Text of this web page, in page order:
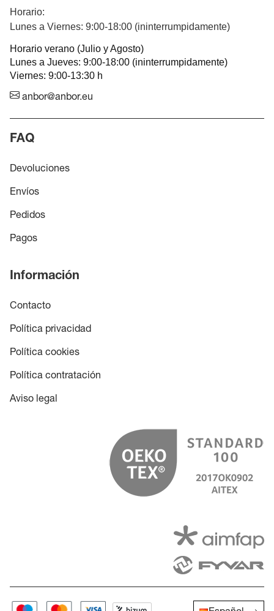
Horario:
Lunes a Viernes: 9:00-18:00 (ininterrumpidamente)
Horario verano (Julio y Agosto)
Lunes a Jueves: 9:00-18:00 (ininterrumpidamente)
Viernes: 9:00-13:30 h
anbor@anbor.eu
FAQ
Devoluciones
Envíos
Pedidos
Pagos
Información
Contacto
Política privacidad
Política cookies
Política contratación
Aviso legal